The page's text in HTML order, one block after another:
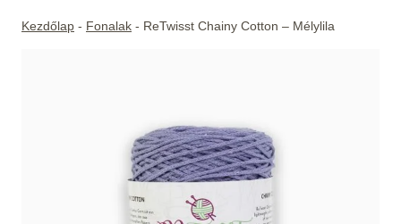
Kezdőlap - Fonalak - ReTwisst Chainy Cotton – Mélylila